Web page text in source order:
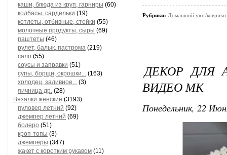
каши, блюда из круп, гарниры (60)
колбасы, сардельки (19)
котлеты, отбивные, стейки (55)
молочные продукты, сыры (69)
паштеты (46)
рулет, балык, пастрома (219)
сало (55)
соусы и заправки (51)
супы, борщи, окрошки... (163)
холодец, заливное... (3)
яичница др. (28)
Вязалки женские (3193)
пуловер летний (92)
джемпер летний (69)
болеро (51)
кроп-топы (3)
джемперы (347)
жакет с коротким рукавом (11)
Рубрики: Домашний уют/коврики
ДЕКОР ДЛЯ
ВИДЕО МК
Понедельник, 22